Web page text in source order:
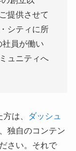
提供させて
シティに所
員が働い
ュニティへ
は、
ダッシュ
独自のコンテン
さい。それで